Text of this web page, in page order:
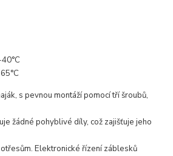
s pevnou montáží pomocí tří šroubů,
žádné pohyblivé díly, což zajišťuje jeho
Elektronické řízení záblesků